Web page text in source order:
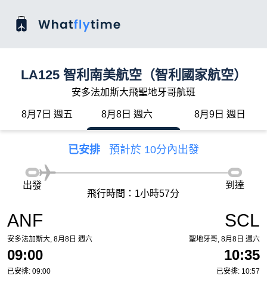
LA125 智利南美航空（智利國家航空）
安多法加斯大飛聖地牙哥航班
8月7日 週五 8月8日 週六 8月9日 週日
已安排 預計於 10分內出發
ANF
安多法加斯大, 8月8日 週六
09:00
已安排: 09:00
出發
飛行時間：1小時57分
到達
SCL
聖地牙哥, 8月8日 週六
10:35
已安排: 10:57